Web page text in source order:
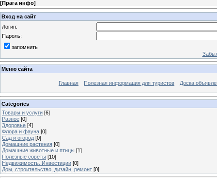
[Прага инфо]
Вход на сайт
Логин:
Пароль:
запомнить
Меню сайта
Главная Полезная информация для туристов Доска
Categories
Товары и услуги [6]
Разное [0]
Здоровье [4]
Флора и фауна [0]
Сад и огород [0]
Домашние растения [0]
Домашние животные и птицы [1]
Полезные советы [10]
Недвижимость. Инвестиции [0]
Дом, строительство, дизайн, ремонт [0]